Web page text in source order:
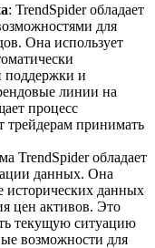
: TrendSpider обладает
для
Она использует
поддержки и
линии на
процесс
трейдерам принимать
TrendSpider обладает
данных. Она
исторических данных
цен активов. Это
текущую ситуацию
возможности для